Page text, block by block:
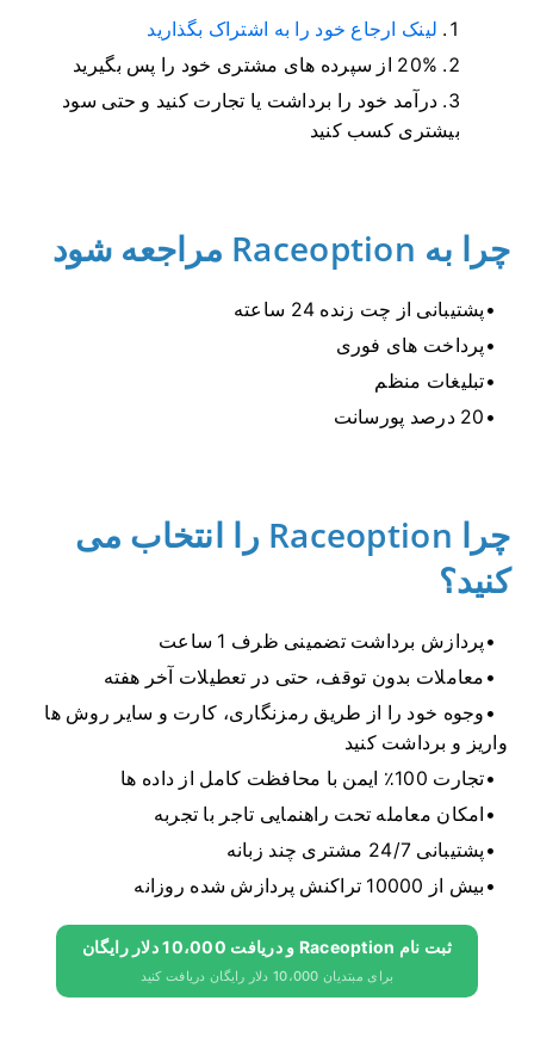
لینک ارجاع خود را به اشتراک بگذارید
20% از سپرده های مشتری خود را پس بگیرید
درآمد خود را برداشت یا تجارت کنید و حتی سود
بیشتری کسب کنید
چرا به Raceoption مراجعه شود
پشتیبانی از چت زنده 24 ساعته
پرداخت های فوری
تبلیغات منظم
20 درصد پورسانت
چرا Raceoption را انتخاب می
کنید؟
پردازش برداشت تضمینی ظرف 1 ساعت
معاملات بدون توقف، حتی در تعطیلات آخر هفته
وجوه خود را از طریق رمزنگاری، کارت و سایر روش ها
واریز و برداشت کنید
تجارت 100٪ ایمن با محافظت کامل از داده ها
امکان معامله تحت راهنمایی تاجر با تجربه
پشتیبانی 24/7 مشتری چند زبانه
بیش از 10000 تراکنش پردازش شده روزانه
ثبت نام Raceoption و دریافت 10،000 دلار رایگان
برای مبتدیان 10،000 دلار رایگان دریافت کنید